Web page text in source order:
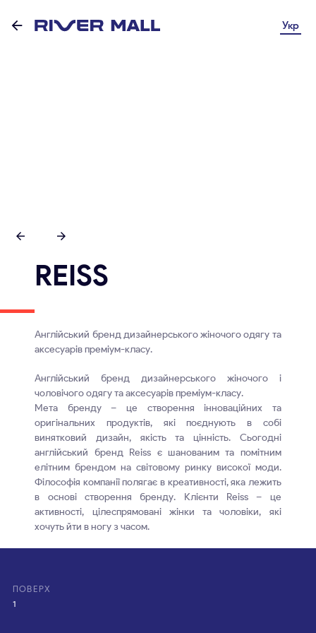
Укр
REISS
Англійський бренд дизайнерського жіночого одягу та
аксесуарів преміум-класу.
Англійський бренд дизайнерського жіночого і
чоловічого одягу та аксесуарів преміум-класу.
Мета бренду – це створення інноваційних та
оригінальних продуктів, які поєднують в собі
винятковий дизайн, якість та цінність. Сьогодні
англійський бренд Reiss є шанованим та помітним
елітним брендом на світовому ринку високої моди.
Філософія компанії полягає в креативності, яка лежить
в основі створення бренду. Клієнти Reiss – це
активності, цілеспрямовані жінки та чоловіки, які
хочуть йти в ногу з часом.
ПОВЕРХ
1